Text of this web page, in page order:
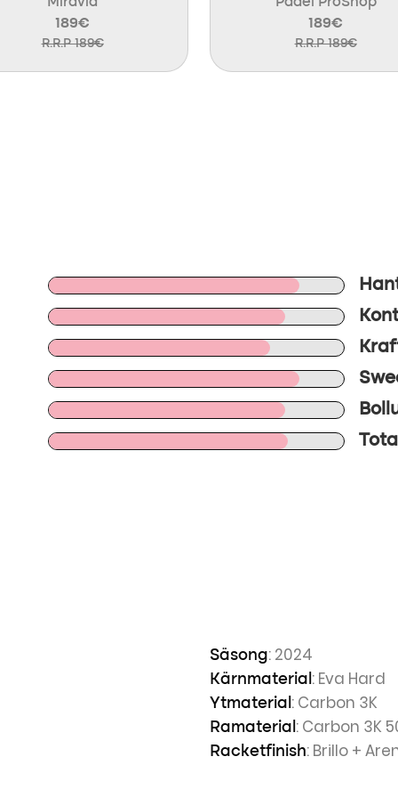
189€
R.R.P 189€
189€
R.R.P 189€
Säsong: 2024
Kärnmaterial : Eva Hard
Ytmaterial : Carbon 3K
Ramaterial : Carbon 3K
Racketfinish: Brillo +